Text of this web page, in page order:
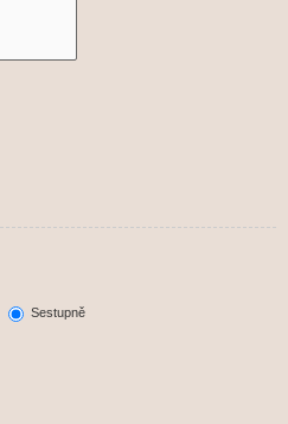
Sestupně